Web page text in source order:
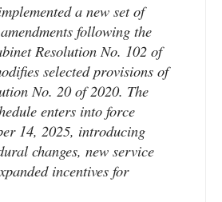
a new set of
following the
Resolution No. 102 of
selected provisions of
No. 20 of 2020. The
enters into force
14, 2025, introducing
changes, new service
incentives for